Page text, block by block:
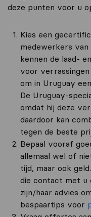
deze punten voor u
Kies een
medewerkers
kennen de laad-
voor
om in Uruguay
De Uruguay-
omdat hij deze
daardoor kan
tegen de beste
Bepaal vooraf
allemaal wel of
tijd, maar ook
die contact met u
zijn/haar advies
bespaartips voor